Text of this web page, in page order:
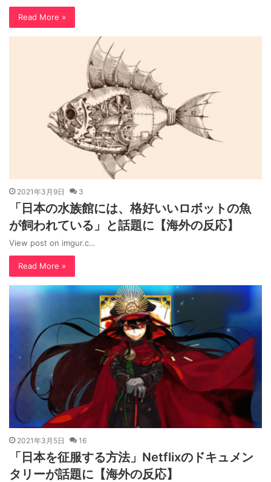
Read More »
2021年3月9日 3
「日本の水族館には、格好いいロボットの魚
が飼われている」と話題に【海外の反応】
View post on imgur.c…
Read More »
2021年3月5日 16
「日本を征服する方法」Netflixのドキュメン
タリーが話題に【海外の反応】